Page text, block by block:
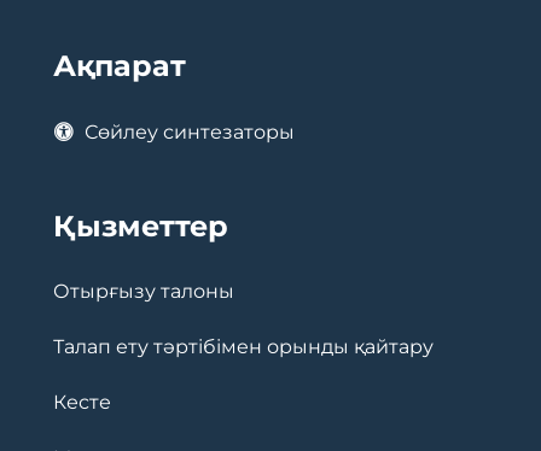
Ақпарат
Сөйлеу синтезаторы
Қызметтер
Отырғызу талоны
Талап ету тәртібімен орынды қайтару
Кесте